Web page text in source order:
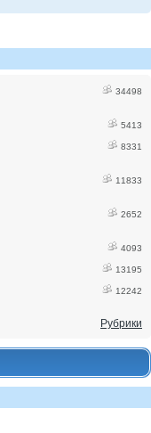
34498
5413
8331
11833
2652
4093
13195
12242
Рубрики